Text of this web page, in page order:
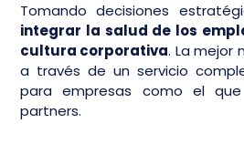
Tomando decisiones
integrar la salud de los
cultura corporativa. La mejor
a través de un servicio
para empresas como el
partners.